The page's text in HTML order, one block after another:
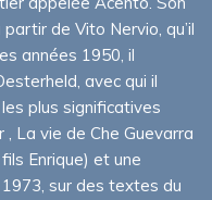
de Vito Nervio, qu’il
années 1950, il
avec qui il
plus significatives
La vie de Che Guevarra
Enrique) et une
1973, sur des textes du